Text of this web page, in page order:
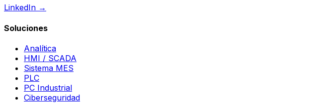
LinkedIn →
Soluciones
Analítica
HMI / SCADA
Sistema MES
PLC
PC Industrial
Ciberseguridad